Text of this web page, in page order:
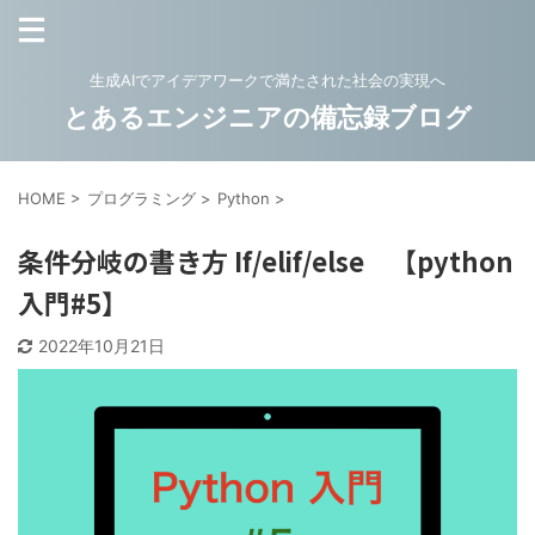
生成AIでアイデアワークで満たされた社会の実現へ
とあるエンジニアの備忘録ブログ
HOME > プログラミング > Python >
条件分岐の書き方 If/elif/else 【python
入門#5】
2022年10月21日